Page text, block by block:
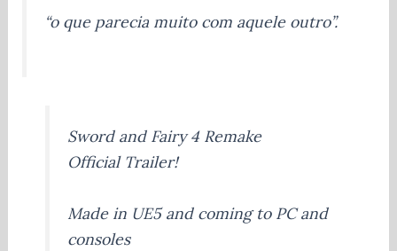
“o que parecia muito com aquele outro”.
Sword and Fairy 4 Remake
Official Trailer!
Made in UE5 and coming to PC and
consoles